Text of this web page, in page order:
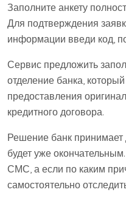
Заполните анкету
Для подтверждения
информации введи код,
Сервис предложить
отделение банка,
предоставления
кредитного договора.
Решение банк принимает
будет уже
СМС, а если по каким
самостоятельно